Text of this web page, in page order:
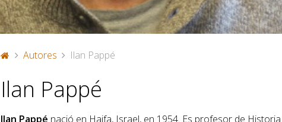
or
ta
Autores Ilan Pappé
Ilan Pappé
Ilan Pappé nació en Haifa, Israel, en 1954. Es profesor de Historia